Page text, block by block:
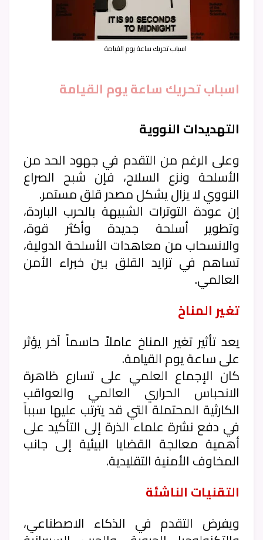
اسباب تحريك ساعة يوم القيامة
اسباب تحريك ساعة يوم القيامة
التهديدات النووية
وعلى الرغم من التقدم في جهود الحد من
الأسلحة ونزع السلاح، فإن شبح الصراع
النووي لا يزال يشكل مصدر قلق مستمر.
إن عودة التوترات الشبيهة بالحرب الباردة،
وتطوير أسلحة جديدة وأكثر قوة،
والانسحاب من معاهدات الأسلحة الدولية،
تساهم في تزايد القلق بين خبراء الأمن
العالمي.
تغير المناخ
يعد تأثير تغير المناخ عاملاً حاسماً آخر يؤثر
على ساعة يوم القيامة.
كان الإجماع العلمي على تسارع ظاهرة
الانحباس الحراري العالمي والعواقب
الكارثية المحتملة التي قد يترتب عليها سبباً
في دفع نشرة علماء الذرة إلى التأكيد على
أهمية معالجة القضايا البيئية إلى جانب
المخاوف الأمنية التقليدية.
التقنيات الناشئة
ويفرض التقدم في الذكاء الاصطناعي،